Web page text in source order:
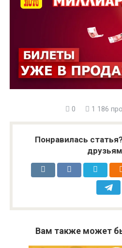
0 1 186
Понравилась
Вам также может